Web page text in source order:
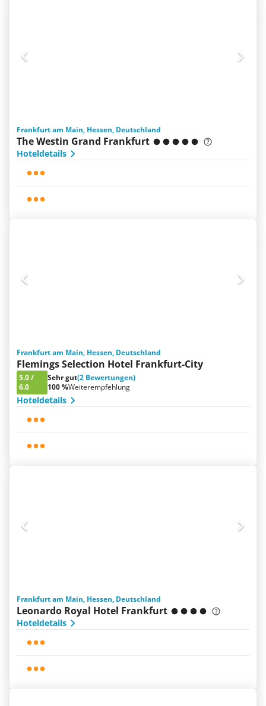
Frankfurt am Main, Hessen, Deutschland
The Westin Grand Frankfurt
Hoteldetails
Frankfurt am Main, Hessen, Deutschland
Flemings Selection Hotel Frankfurt-City
5.0/
6.0
Sehr gut(2 Bewertungen)
100 %Weiterempfehlung
Hoteldetails
Frankfurt am Main, Hessen, Deutschland
Leonardo Royal Hotel Frankfurt
Hoteldetails